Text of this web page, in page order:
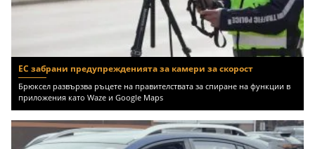
ЕС забрани предупрежденията за камери за скорост
Брюксел развързва ръцете на правителствата за спиране на функции в
приложения като Waze и Google Maps